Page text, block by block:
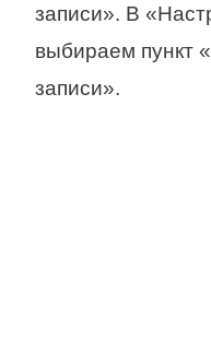
записи». В
выбираем пункт
записи».